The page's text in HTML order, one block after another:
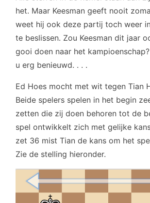
het. Maar Keesman geeft nooit
weet hij ook deze partij toch weer
te beslissen. Zou Keesman dit jaar
gooi doen naar het
u erg benieuwd. . . .
Ed Hoes mocht met wit tegen Tian
Beide spelers spelen in het begin
zetten die zij doen behoren tot de
spel ontwikkelt zich met gelijke
zet 36 mist Tian de kans om het
Zie de stelling hieronder.